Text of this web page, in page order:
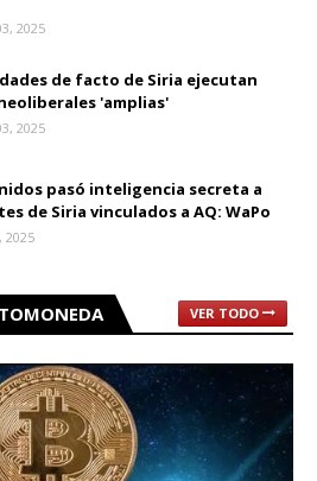
2025
de facto de Siria ejecutan
'amplias'
2025
pasó inteligencia secreta a
de Siria vinculados a AQ: WaPo
2025
VER TODO